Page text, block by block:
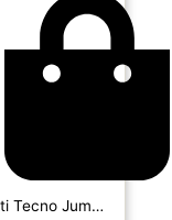
Quercetti Tecno Jumbo with Storage Box 84pcs.